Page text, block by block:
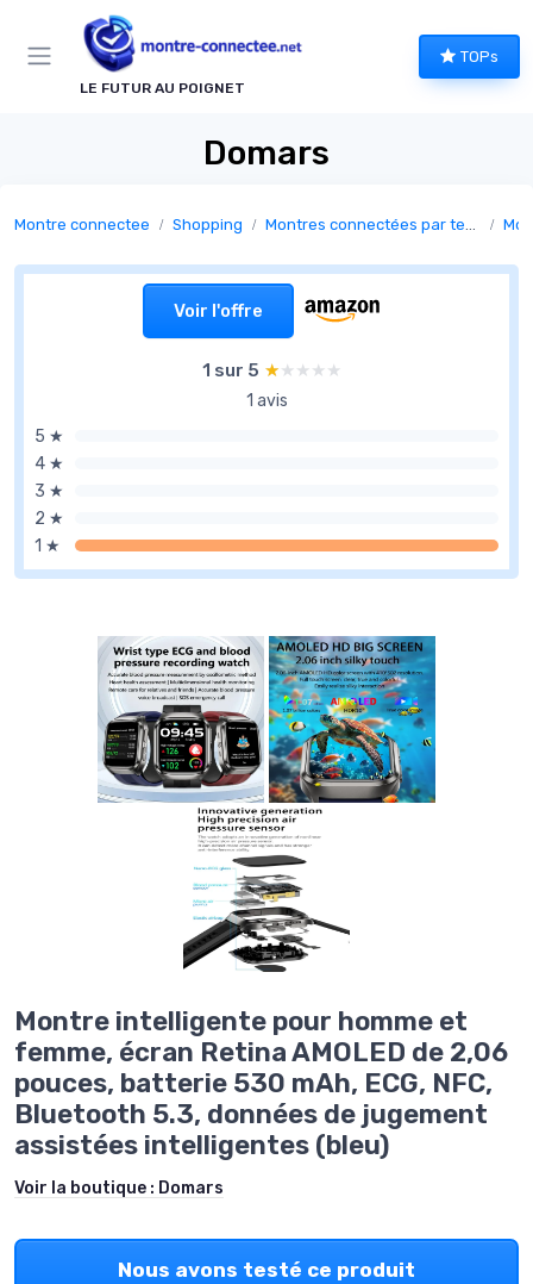
LE FUTUR AU POIGNET
TOPs
Domars
Montre connectee Shopping Montres connectées par technologie
Voir l'offre
1 sur 5 ★★★★★
★★★★★
1 avis
5 ★
4 ★
3 ★
2 ★
1 ★
Montre intelligente pour homme et
femme, écran Retina AMOLED de 2,06
pouces, batterie 530 mAh, ECG, NFC,
Bluetooth 5.3, données de jugement
assistées intelligentes (bleu)
Voir la boutique : Domars
Nous avons testé ce produit
Panneau de gestion des cookies